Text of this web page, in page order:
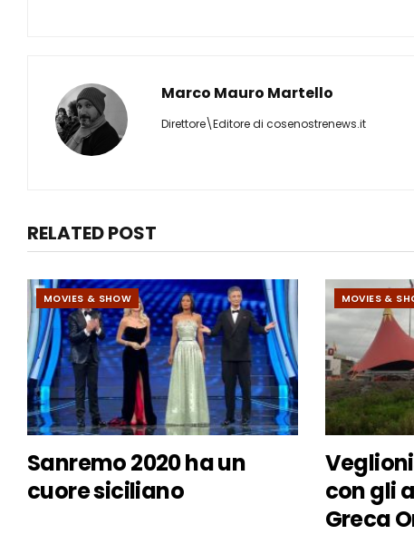
Marco Mauro Martello
Direttore\Editore di cosenostrenews.it
RELATED POST
MOVIES & SHOW
Sanremo 2020 ha un
cuore siciliano
MOVIES &
con gli
Greca